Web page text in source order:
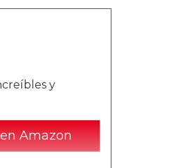
y
Amazon